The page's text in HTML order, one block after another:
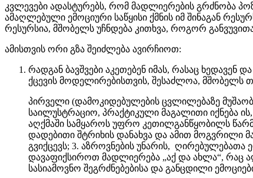
კვლევები ადასტურებს, რომ მადლიერების გრძნობა
ამაღლებული ემოციური საწყისი ქმნის იმ შინაგან
რესურსია, მშობელს უჩნდება კითხვა, როგორ
ამისთვის ორი გზა შეიძლება ავირჩიოთ:
რადგან ბავშვები აკეთებენ იმას, რასაც ხედავენ
ქცევის მოდელირებისთვის, შესაძლოა, მშობელს
პირველი (დამოკიდებულების ცვლილებაზე
საილუსტრაციო, პრაქტიკული მაგალითი იქნება
აღქმაში სამყაროს უფრო კეთილგანწყობილს
დადებითი შტრიხის დანახვა და ამით მოგვრილი
გვიქცევს; 3. აზროვნების უნარის,
დავაფიქსიროთ მადლიერება „აქ და ახლა“, რაც
სასიამოვნო შეგრძნებებისა და განცდილი